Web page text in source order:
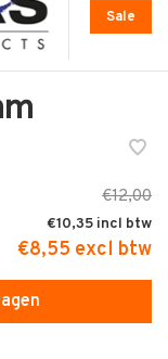
Sale
€12,00
€10,35
€8,55 excl btw